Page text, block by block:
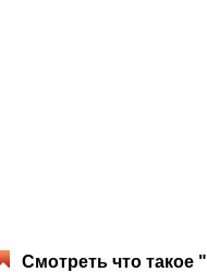
Смотреть что